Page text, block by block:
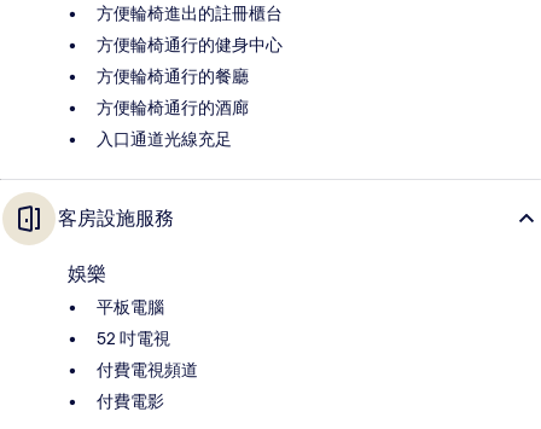
方便輪椅進出的註冊櫃台
方便輪椅通行的健身中心
方便輪椅通行的餐廳
方便輪椅通行的酒廊
入口通道光線充足
客房設施服務
娛樂
平板電腦
52 吋電視
付費電視頻道
付費電影